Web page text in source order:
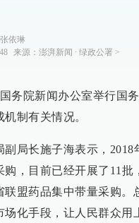
依琳
来源： 澎湃新闻 ∙ 绿政公署 >
务院新闻办公室举行国
制有关情况。
副局长施子海表示，
购，目前已经开展了11
联盟药品集中带量采购
场化手段，让人民群众